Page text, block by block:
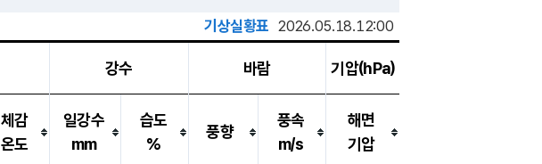
기상실황표 2026.05.18.12:00
강수 바람 기압(hPa)
체감
온도
일강수
mm
습도
%
풍향
풍속
m/s
해면
기압